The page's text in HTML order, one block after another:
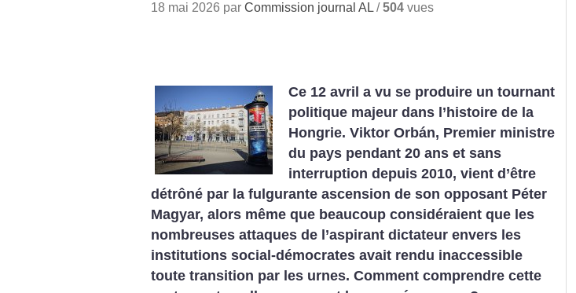
18 mai 2026 par Commission journal AL /504 vues
Ce 12 avril a vu se produire un tournant
politique majeur dans l’histoire de la
Hongrie. Viktor Orbán, Premier ministre
du pays pendant 20 ans et sans
interruption depuis 2010, vient d’être
détrôné par la fulgurante ascension de son opposant Péter
Magyar, alors même que beaucoup considéraient que les
nombreuses attaques de l’aspirant dictateur envers les
institutions social-démocrates avait rendu inaccessible
toute transition par les urnes. Comment comprendre cette